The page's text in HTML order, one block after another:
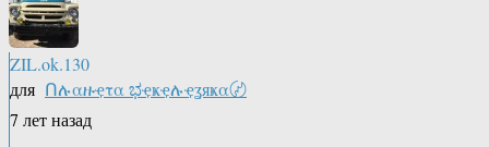
ZIL.ok.130
для Ոሉαዙҿτα ಭҿҝҿሉҿʓяҝα〄
7 лет назад